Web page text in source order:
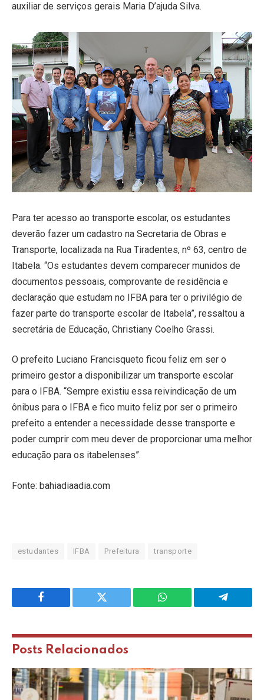
auxiliar de serviços gerais Maria D’ajuda Silva.
Para ter acesso ao transporte escolar, os estudantes
deverão fazer um cadastro na Secretaria de Obras e
Transporte, localizada na Rua Tiradentes, nº 63, centro de
Itabela. “Os estudantes devem comparecer munidos de
documentos pessoais, comprovante de residência e
declaração que estudam no IFBA para ter o privilégio de
fazer parte do transporte escolar de Itabela”, ressaltou a
secretária de Educação, Christiany Coelho Grassi.
O prefeito Luciano Francisqueto ficou feliz em ser o
primeiro gestor a disponibilizar um transporte escolar
para o IFBA. “Sempre existiu essa reivindicação de um
ônibus para o IFBA e fico muito feliz por ser o primeiro
prefeito a entender a necessidade desse transporte e
poder cumprir com meu dever de proporcionar uma melhor
educação para os itabelenses”.
Fonte: bahiadiaadia.com
estudantes IFBA Prefeitura transporte
Facebook Twitter WhatsApp Telegram
Posts Relacionados